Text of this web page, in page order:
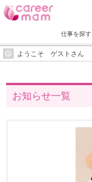
仕事を探す
ようこそ ゲストさん
お知らせ一覧